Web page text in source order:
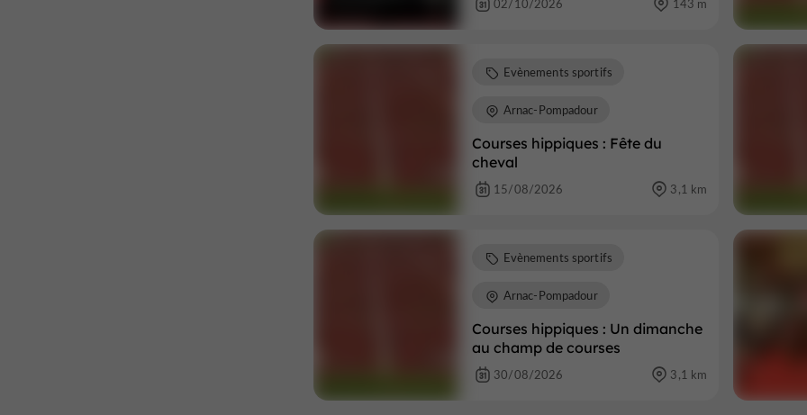
02/10/2026 143 m
Courses hippiques : Fête du
cheval
Evènements sportifs
Arnac-Pompadour
15/08/2026 3,1 km
Courses hippiques : Un dimanche
au champ de courses
Evènements sportifs
Arnac-Pompadour
30/08/2026 3,1 km